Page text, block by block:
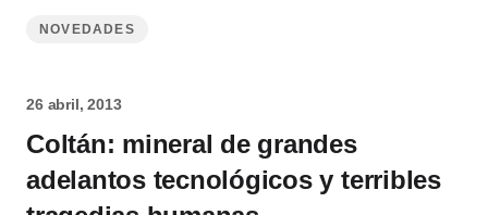
NOVEDADES
26 abril, 2013
Coltán: mineral de grandes
adelantos tecnológicos y terribles